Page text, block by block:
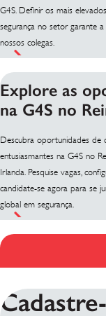
G4S. Definir os mais
segurança no setor garante
nossos colegas.
Explore as
na G4S no
Descubra oportunidades de
entusiasmantes na G4S no
Irlanda. Pesquise vagas,
candidate-se agora para se
global em segurança.